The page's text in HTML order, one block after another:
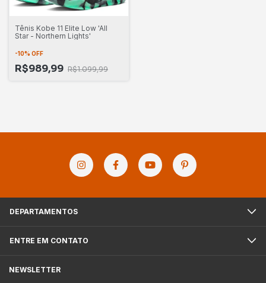
Tênis Kobe 11 Elite Low 'All
Star - Northern Lights'
-10% OFF
R$989,99 R$1.099,99
DEPARTAMENTOS
ENTRE EM CONTATO
NEWSLETTER